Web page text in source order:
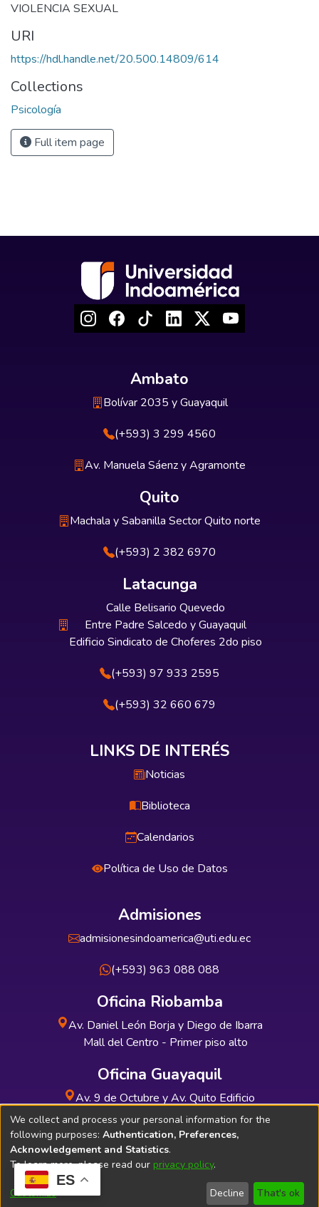
ES
VIOLENCIA SEXUAL
URI
https://hdl.handle.net/20.500.14809/614
Collections
Psicología
Full item page
Ambato
Bolívar 2035 y Guayaquil
(+593) 3 299 4560
Av. Manuela Sáenz y Agramonte
Quito
Machala y Sabanilla Sector Quito norte
(+593) 2 382 6970
Latacunga
Calle Belisario Quevedo
Entre Padre Salcedo y Guayaquil
Edificio Sindicato de Choferes 2do piso
(+593) 97 933 2595
(+593) 32 660 679
LINKS DE INTERÉS
Noticias
Biblioteca
Calendarios
Política de Uso de Datos
Admisiones
admisionesindoamerica@uti.edu.ec
(+593) 963 088 088
Oficina Riobamba
Av. Daniel León Borja y Diego de Ibarra
Mall del Centro - Primer piso alto
Oficina Guayaquil
Av. 9 de Octubre y Av. Quito Edificio
INDUAUTO - Planta baja
Soporte Técnico Bibliolatino.com
We collect and process your personal information for the
following purposes: Authentication, Preferences,
Acknowledgement and Statistics.
To learn more, please read our privacy policy.
Customize Decline That's ok